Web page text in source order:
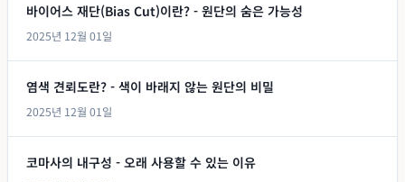
바이어스 재단(Bias Cut)이란? - 원단의 숨은 가능성
2025년 12월 01일
염색 견뢰도란? - 색이 바래지 않는 원단의 비밀
2025년 12월 01일
코마사의 내구성 - 오래 사용할 수 있는 이유